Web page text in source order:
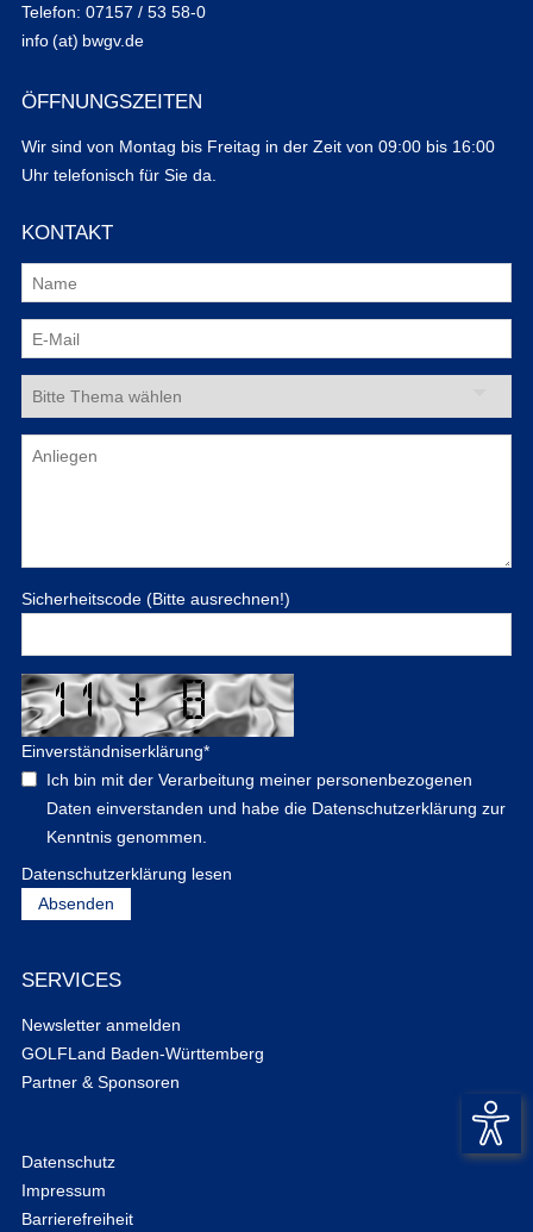
Telefon: 07157 / 53 58-0
info (at) bwgv.de
ÖFFNUNGSZEITEN
Wir sind von Montag bis Freitag in der Zeit von 09:00 bis 16:00
Uhr telefonisch für Sie da.
KONTAKT
Sicherheitscode (Bitte ausrechnen!)
Einverständniserklärung*
Ich bin mit der Verarbeitung meiner personenbezogenen
Daten einverstanden und habe die Datenschutzerklärung zur
Kenntnis genommen.
Datenschutzerklärung lesen
SERVICES
Newsletter anmelden
GOLFLand Baden-Württemberg
Partner & Sponsoren
Datenschutz
Impressum
Barrierefreiheit